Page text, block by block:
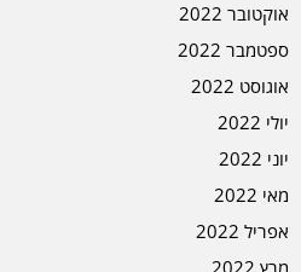
אוקטובר 2022
ספטמבר 2022
אוגוסט 2022
יולי 2022
יוני 2022
מאי 2022
אפריל 2022